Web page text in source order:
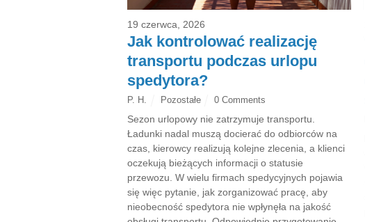
19 czerwca, 2026
Jak kontrolować realizację
transportu podczas urlopu
spedytora?
P. H. Pozostałe 0 Comments
Sezon urlopowy nie zatrzymuje transportu.
Ładunki nadal muszą docierać do odbiorców na
czas, kierowcy realizują kolejne zlecenia, a klienci
oczekują bieżących informacji o statusie
przewozu. W wielu firmach spedycyjnych pojawia
się więc pytanie, jak zorganizować pracę, aby
nieobecność spedytora nie wpłynęła na jakość